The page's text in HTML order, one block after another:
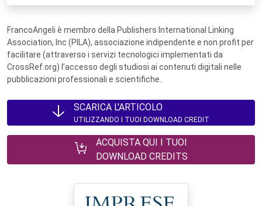
FrancoAngeli è membro della Publishers International Linking
Association, Inc (PILA), associazione indipendente e non profit per
facilitare (attraverso i servizi tecnologici implementati da
CrossRef.org) l’accesso degli studiosi ai contenuti digitali nelle
pubblicazioni professionali e scientifiche.
SCARICA L'ARTICOLO
UTILIZZANDO I TUOI DOWNLOAD CREDIT
ACQUISTA QUI I TUOI
DOWNLOAD CREDITS